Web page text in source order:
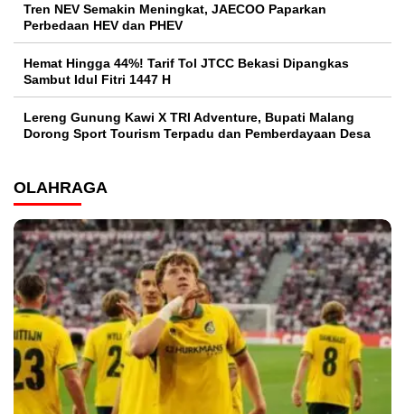
Tren NEV Semakin Meningkat, JAECOO Paparkan
Perbedaan HEV dan PHEV
Hemat Hingga 44%! Tarif Tol JTCC Bekasi Dipangkas
Sambut Idul Fitri 1447 H
Lereng Gunung Kawi X TRI Adventure, Bupati Malang
Dorong Sport Tourism Terpadu dan Pemberdayaan Desa
OLAHRAGA